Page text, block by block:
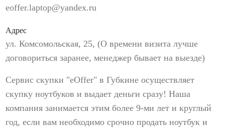
eoffer.laptop@yandex.ru
Адрес
ул. Комсомольская, 25, (О времени визита лучше
договориться заранее, менеджер бывает на выезде)
Сервис скупки "eOffer" в Губкине осуществляет
скупку ноутбуков и выдает деньги сразу! Наша
компания занимается этим более 9-ми лет и круглый
год, если вам необходимо срочно продать ноутбук и